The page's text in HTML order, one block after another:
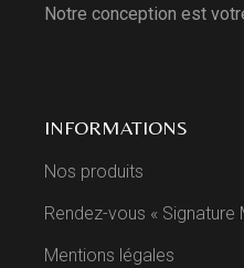
Notre conception est
INFORMATIONS
Nos produits
Rendez-vous « Signature
Mentions légales